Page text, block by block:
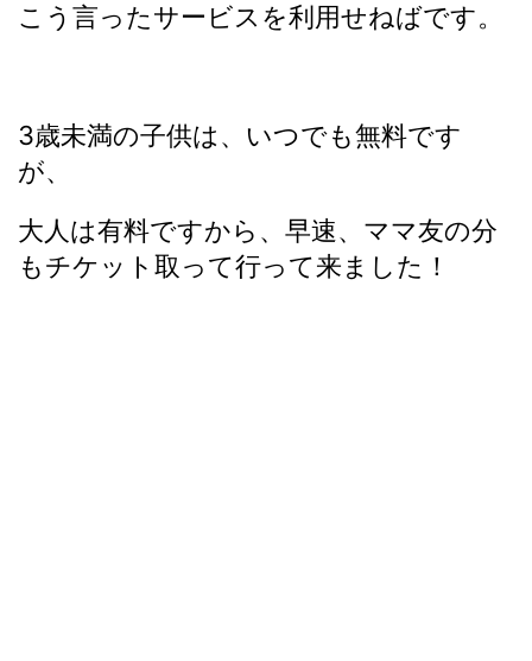
こう言ったサービスを利用せねばです。
3歳未満の子供は、いつでも無料です
が、
大人は有料ですから、早速、ママ友の分
もチケット取って行って来ました！